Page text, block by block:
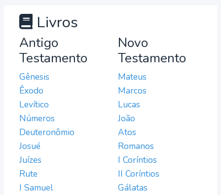
Livros
Antigo
Testamento
Gênesis
Êxodo
Levítico
Números
Deuteronômio
Josué
Juízes
Rute
I Samuel
Novo
Testamento
Mateus
Marcos
Lucas
João
Atos
Romanos
I Coríntios
II Coríntios
Gálatas